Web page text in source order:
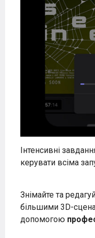
Інтенсивні
керувати всіма
Знімайте та
більшими 3D-
допомогою